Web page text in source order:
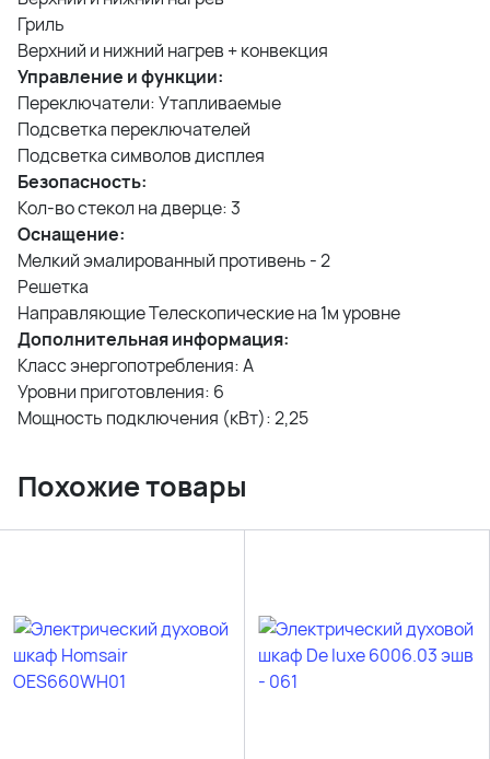
Гриль
Верхний и нижний нагрев + конвекция
Управление и функции:
Переключатели: Утапливаемые
Подсветка переключателей
Подсветка символов дисплея
Безопасность:
Кол-во стекол на дверце: 3
Оснащение:
Мелкий эмалированный противень - 2
Решетка
Направляющие Телескопические на 1м уровне
Дополнительная информация:
Класс энергопотребления: A
Уровни приготовления: 6
Мощность подключения (кВт): 2,25
Похожие товары